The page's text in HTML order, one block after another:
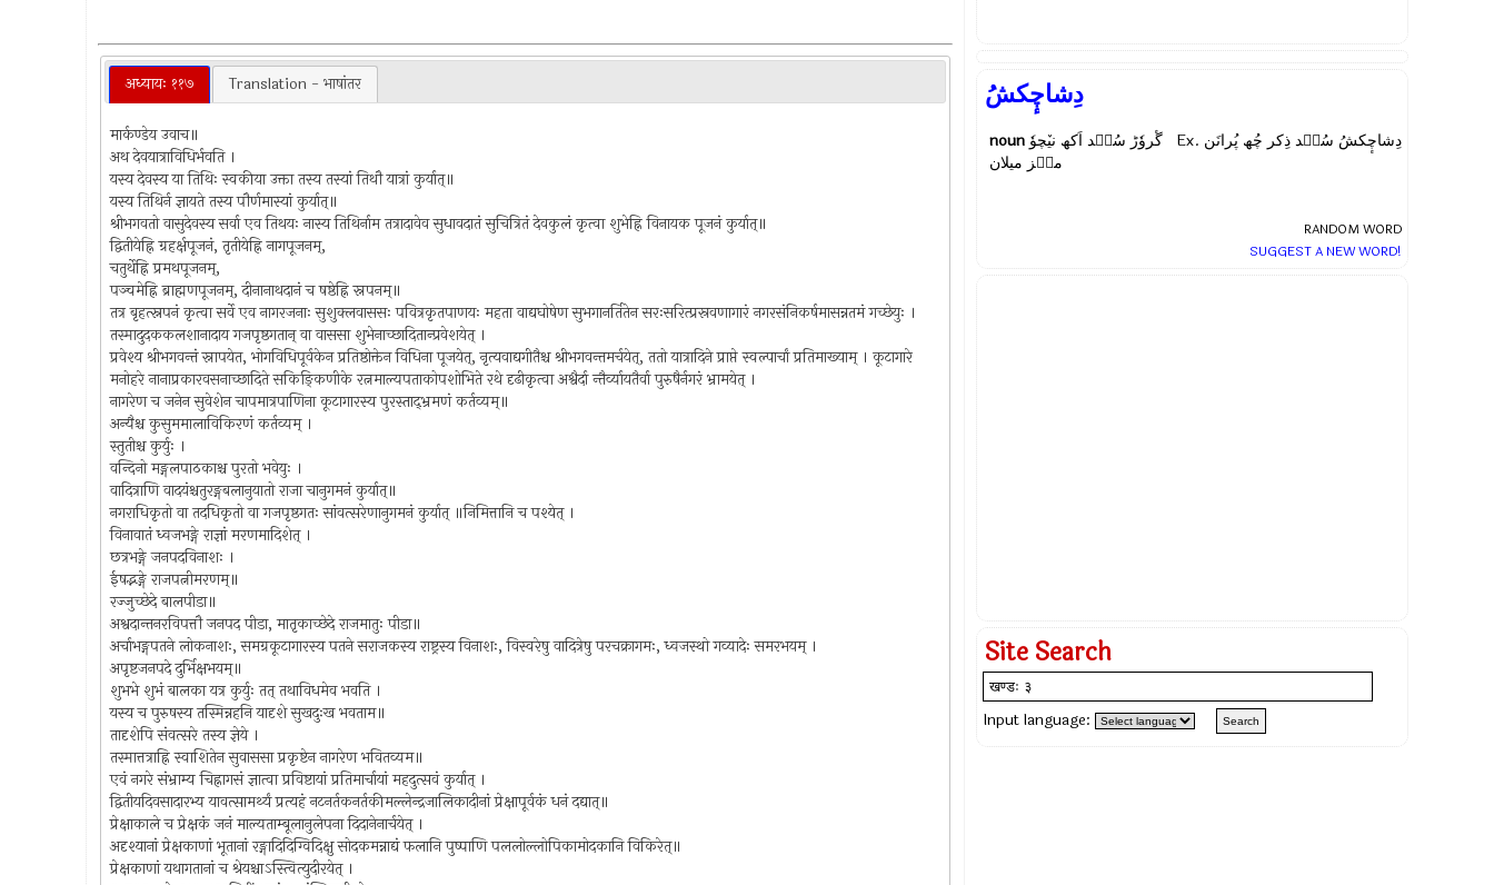
अध्यायः ११७ Translation - भाषांतर
मार्कण्डेय उवाच॥
अथ देवयात्राविधिर्भवति ।
यस्य देवस्य या तिथिः स्वकीया उक्ता तस्य तस्यां तिथौ यात्रां कुर्यात्॥
यस्य तिथिर्न ज्ञायते तस्य पौर्णमास्यां कुर्यात्॥
श्रीभगवतो वासुदेवस्य सर्वा एव तिथयः नास्य तिथिर्नाम तत्रादावेव सुधावदातं सुचित्रितं देवकुलं कृत्वा शुभेह्नि विनायक पूजनं कुर्यात्॥
द्वितीयेह्नि ग्रहर्क्षपूजनं, तृतीयेह्नि नागपूजनम्,
चतुर्थेह्नि प्रमथपूजनम्,
पञ्चमेह्नि ब्राह्मणपूजनम्, दीनानाथदानं च षष्ठेह्नि स्नपनम्॥
तत्र बृहत्स्नपनं कृत्वा सर्वे एव नागरजनाः सुशुक्लवाससः पवित्रकृतपाणयः महता वाद्यघोषेण सुभगानर्तितेन सरःसरित्प्रस्रवणागारं नगरसंनिकर्षमासन्नतमं गच्छेयुः ।
तस्मादुदककलशानादाय गजपृष्ठगतान् वा वाससा शुभेनाच्छादितान्प्रवेशयेत् ।
प्रवेश्य श्रीभगवन्तं स्नापयेत, भोगविधिपूर्वकेन प्रतिष्ठोक्तेन विधिना पूजयेत्, नृत्यवाद्यगीतैश्च श्रीभगवन्तमर्चयेत्, ततो यात्रादिने प्राप्ते स्वल्पार्चां प्रतिमाख्याम् । कूटागारे
मनोहरे नानाप्रकारवसनाच्छादिते सकिङ्किणीके रत्नमाल्यपताकोपशोभिते रथे दृढीकृत्वा अश्वैर्दा न्तैर्व्यायतैर्वा पुरुषैर्नगरं भ्रामयेत् ।
नागरेण च जनेन सुवेशेन चापमात्रपाणिना कूटागारस्य पुरस्ताद्भ्रमणं कर्तव्यम्॥
अन्यैश्च कुसुममालाविकिरणं कर्तव्यम् ।
स्तुतीश्च कुर्युः ।
वन्दिनो मङ्गलपाठकाश्च पुरतो भवेयुः ।
वादित्राणि वादयंश्चतुरङ्गबलानुयातो राजा चानुगमनं कुर्यात्॥
नगराधिकृतो वा तदधिकृतो वा गजपृष्ठगतः सांवत्सरेणानुगमनं कुर्यात् ॥निमित्तानि च पश्येत् ।
विनावातं ध्वजभङ्गे राज्ञां मरणमादिशेत् ।
छत्रभङ्गे जनपदविनाशः ।
ईषद्भङ्गे राजपत्नीमरणम्॥
रज्जुच्छेदे बालपीडा॥
अश्वदान्तनरविपत्तौ जनपद पीडा, मातृकाच्छेदे राजमातुः पीडा॥
अर्चाभङ्गपतने लोकनाशः, समग्रकूटागारस्य पतने सराजकस्य राष्ट्रस्य विनाशः, विस्वरेषु वादित्रेषु परचक्रागमः, ध्वजस्थो गव्यादेः समरभयम् ।
अपृष्टजनपदे दुर्भिक्षभयम्॥
शुभभे शुभं बालका यत्र कुर्युः तत् तथाविधमेव भवति ।
यस्य च पुरुषस्य तस्मिन्नहनि यादृशे सुखदुःख भवताम॥
तादृशेपि संवत्सरे तस्य ज्ञेये ।
तस्मात्तत्राह्नि स्वाशितेन सुवाससा प्रकृष्टेन नागरेण भवितव्यम॥
एवं नगरे संभ्राम्य चिह्नागसं ज्ञात्वा प्रविष्टायां प्रतिमार्चायां महदुत्सवं कुर्यात् ।
द्वितीयदिवसादारभ्य यावत्सामर्थ्यं प्रत्यहं नटनर्तकनर्तकीमल्लेन्द्रजालिकादीनां प्रेक्षापूर्वकं धनं दद्यात्॥
प्रेक्षाकाले च प्रेक्षकं जनं माल्यताम्बूलानुलेपना दिदानेनार्चयेत् ।
अदृश्यानां प्रेक्षकाणां भूतानां रङ्गादिदिग्विदिक्षु सोदकमन्नाद्यं फलानि पुष्पाणि पललोल्लोपिकामोदकानि विकिरेत्॥
प्रेक्षकाणां यथागतानां च श्रेयश्चाऽस्त्वित्युदीरयेत् ।
دِشاچٕکشُ
noun گٔروٗڑ سُنٛد اَکھ نیٚچوٗ Ex. دِشاچٕکشُ سُنٛد ذِکر چُھ پُرانَن
منٛز میلان
RANDOM WORD
SUGGEST A NEW WORD!
Site Search
Input language: